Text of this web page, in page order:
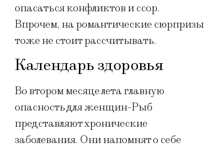
опасаться конфликтов и ссор.
Впрочем, на романтические сюрпризы
тоже не стоит рассчитывать.
Календарь здоровья
Во втором месяце лета главную
опасность для женщин-Рыб
представляют хронические
заболевания. Они напомнят о себе